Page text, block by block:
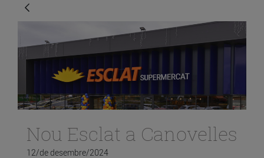
Nou Esclat a Canovelles
12/de desembre/2024